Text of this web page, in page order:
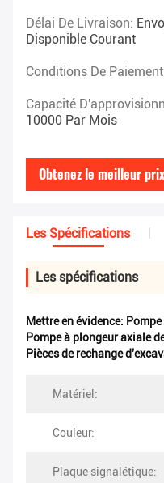
Délai De Livraison:
Disponible Courant
Conditions De
Capacité
10000 Par Mois
Obtenez le meilleur prix
Les Spécifications
Les spécifications
Mettre en évidence:
Pompe à plongeur axiale
Pièces de rechange
Matériel:
Couleur:
Plaque signalétique: